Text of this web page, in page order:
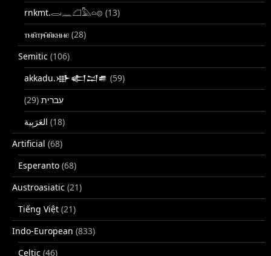
rnkmt.𓂋𓏺𓈖𓆎𓅓𓏏𓊖 (13)
ⲧⲙⲛ̄ⲧⲣⲙ̄ⲛ̄ⲕⲏⲙⲉ (28)
Semitic (106)
akkadu.𒀝𒅗𒁺𒌑 (59)
עברית (29)
(18)
Artificial (68)
Esperanto (68)
Austroasiatic (21)
Tiếng Việt (21)
Indo-European (833)
Celtic (46)